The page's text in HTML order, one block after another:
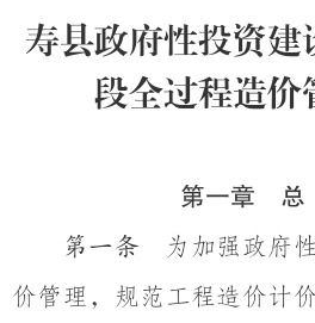
寿县政府性投资建
段全过程造价
第一章
第一条 为加强政府
价管理，规范工程造价计